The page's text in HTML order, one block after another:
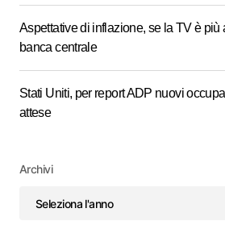
Aspettative di inflazione, se la TV è più
banca centrale
Stati Uniti, per report ADP nuovi
attese
Archivi